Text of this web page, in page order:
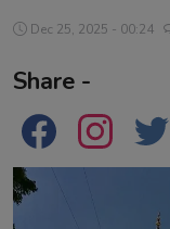
Matrimonial
Event
Contact
Dec 25, 2025 - 00:24
Share -